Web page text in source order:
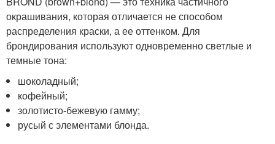
окрашивания, которая отличается не способом
распределения краски, а ее оттенком. Для
брондирования используют одновременно светлые и
темные тона:
шоколадный;
кофейный;
золотисто-бежевую гамму;
русый с элементами блонда.